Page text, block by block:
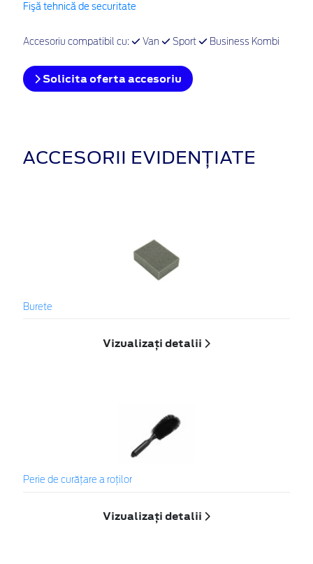
Fişă tehnică de securitate
Accesoriu compatibil cu: Van Sport Business Kombi
Solicita oferta accesoriu
ACCESORII EVIDENȚIATE
Burete
Vizualizați detalii
Perie de curățare a roților
Vizualizați detalii